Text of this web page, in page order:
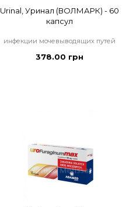
Urinal, Уринал (ВОЛМАРК) - 60
капсул
инфекции мочевыводящих путей
378.00 грн